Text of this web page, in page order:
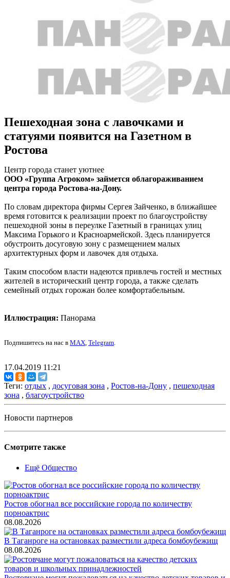
Пешеходная зона с лавочками и
статуями появится на Газетном в
Ростова
Центр города станет уютнее
ООО «Группа Агроком» займется облагораживанием
центра города Ростова-на-Дону.
По словам директора фирмы Сергея Зайченко, в ближайшее
время готовится к реализации проект по благоустройству
пешеходной зоны в переулке Газетный в границах улиц
Максима Горького и Красноармейской. Здесь планируется
обустроить досуговую зону с размещением малых
архитектурных форм и лавочек для отдыха.
Таким способом власти надеются привлечь гостей и местных
жителей в исторический центр города, а также сделать
семейный отдых горожан более комфортабельным.
Иллюстрация: Панорама
Подпишитесь на нас в MAX, Telegram.
17.04.2019 11:21
Теги: отдых , досуговая зона , Ростов-на-Дону , пешеходная
зона , благоустройство
Новости партнеров
Смотрите также
Ещё Общество
Ростов обогнал все российские города по количеству
порноактрис
08.08.2026
В Таганроге на остановках разместили адреса бомбоубежищ
08.08.2026